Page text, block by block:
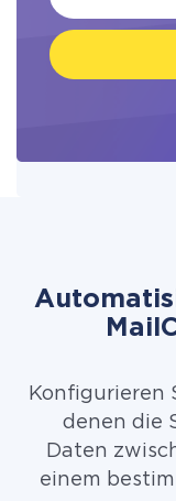
Konfigurieren
denen die
Daten
einem